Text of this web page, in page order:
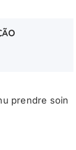
prendre soin